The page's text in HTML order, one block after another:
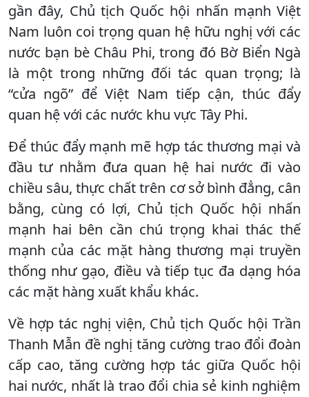
gần đây, Chủ tịch Quốc hội nhấn mạnh Việt
Nam luôn coi trọng quan hệ hữu nghị với các
nước bạn bè Châu Phi, trong đó Bờ Biển Ngà
là một trong những đối tác quan trọng; là
“cửa ngõ” để Việt Nam tiếp cận, thúc đẩy
quan hệ với các nước khu vực Tây Phi.
Để thúc đẩy mạnh mẽ hợp tác thương mại và
đầu tư nhằm đưa quan hệ hai nước đi vào
chiều sâu, thực chất trên cơ sở bình đẳng, cân
bằng, cùng có lợi, Chủ tịch Quốc hội nhấn
mạnh hai bên cần chú trọng khai thác thế
mạnh của các mặt hàng thương mại truyền
thống như gạo, điều và tiếp tục đa dạng hóa
các mặt hàng xuất khẩu khác.
Về hợp tác nghị viện, Chủ tịch Quốc hội Trần
Thanh Mẫn đề nghị tăng cường trao đổi đoàn
cấp cao, tăng cường hợp tác giữa Quốc hội
hai nước, nhất là trao đổi chia sẻ kinh nghiệm